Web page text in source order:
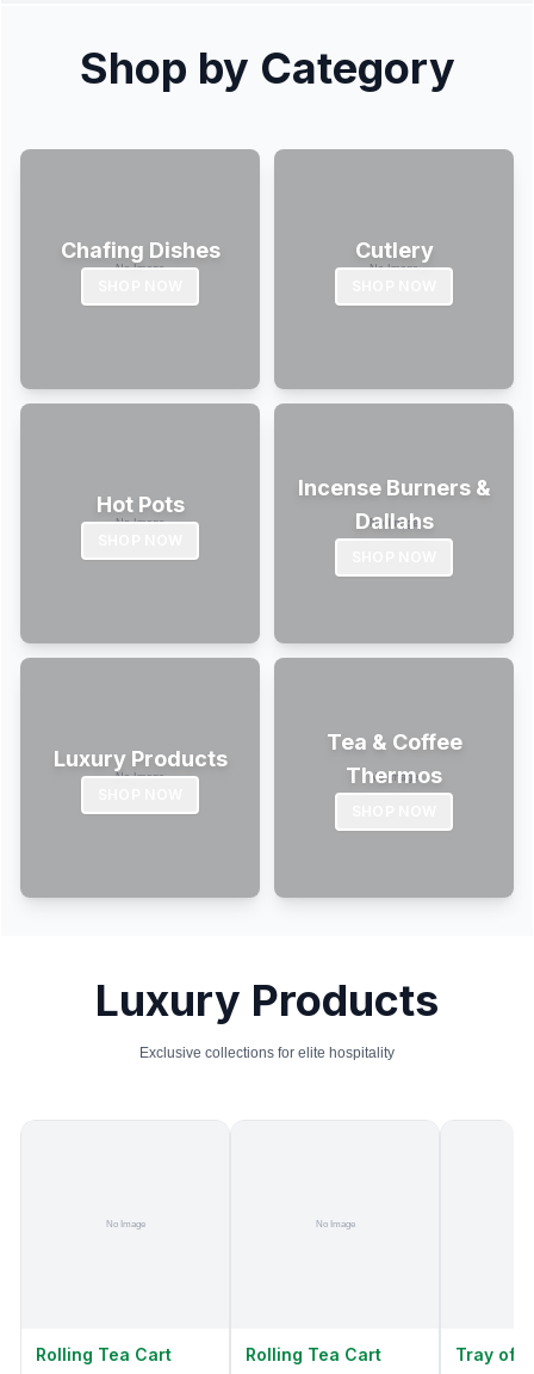
Shop by Category
Chafing Dishes Cutlery
Hot Pots
Incense Burners &
Dallahs
Luxury Products
Tea & Coffee
Thermos
Luxury Products
Exclusive collections for elite hospitality
Rolling Tea Cart Rolling Tea Cart Tray of